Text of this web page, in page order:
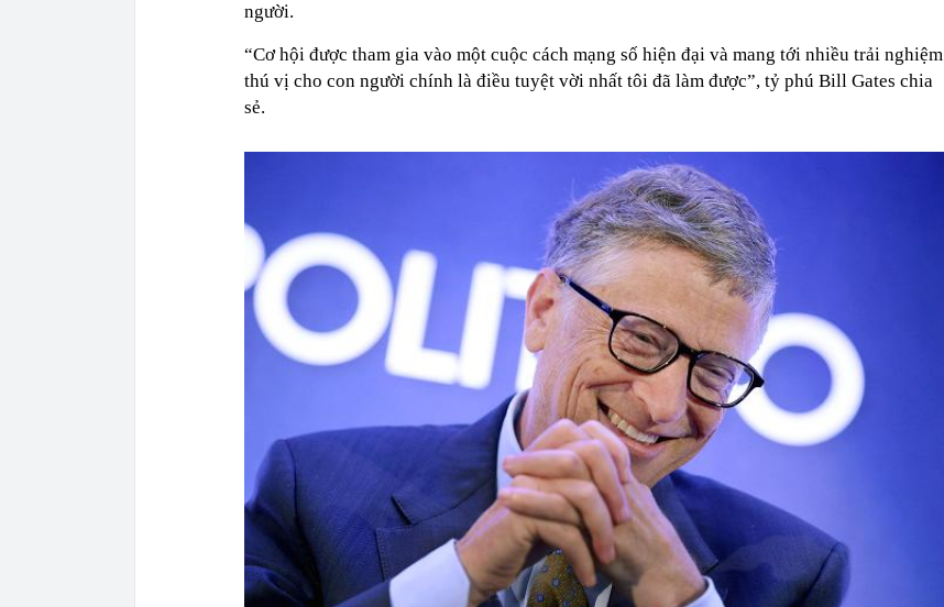
người.
“Cơ hội được tham gia vào một cuộc cách mạng số hiện đại và mang tới nhiều trải nghiệm
thú vị cho con người chính là điều tuyệt vời nhất tôi đã làm được”, tỷ phú Bill Gates chia
sẻ.